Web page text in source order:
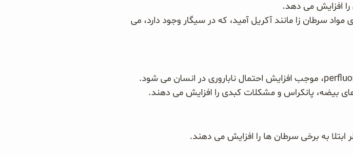
افزایش می دهد.
سرطان زا مانند آکریل آمید، که در سیگار وجود دارد، می
در انسان می شود.
بیضه، پانکراس و مشکلات کبدی را افزایش می دهند.
به برخی سرطان ها را افزایش می دهند.